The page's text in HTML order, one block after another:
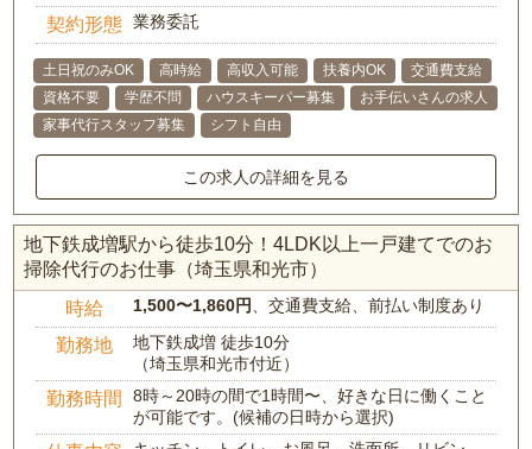
契約形態 業務委託
土日祝のみOK 高時給 高収入可能 扶養内OK
交通費支給
資格不要
学歴不問 ハウスキーパー募集
お手伝いさんの求人
家事代行スタッフ募集
シフト自由
この求人の詳細を見る
地下鉄成増駅から徒歩10分！4LDK以上一戸建てでのお
掃除代行のお仕事（埼玉県和光市）
時給 1,500〜1,860円 、交通費支給、前払い制度あり
勤務地
地下鉄成増 徒歩10分
（埼玉県和光市付近）
勤務時間
8時～20時の間で1時間〜、好きな日に働くこと
が可能です。(候補の日時から選択)